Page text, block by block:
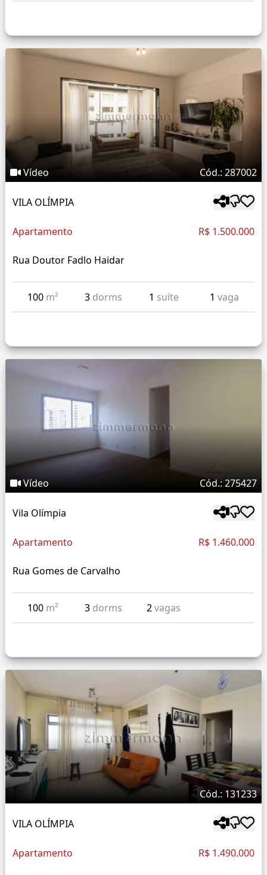
Vídeo Cód.: 287002
VILA OLÍMPIA
Apartamento R$ 1.500.000
Rua Doutor Fadlo Haidar
100 m² 3 dorms 1 suíte 1 vaga
Vídeo Cód.: 275427
Vila Olímpia
Apartamento R$ 1.460.000
Rua Gomes de Carvalho
100 m² 3 dorms 2vagas
Cód.: 131233
VILA OLÍMPIA
Apartamento R$ 1.490.000